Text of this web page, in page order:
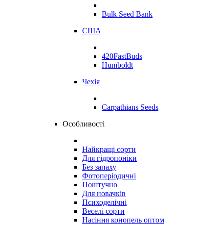
Bulk Seed Bank
США
420FastBuds
Humboldt
Чехія
Carpathians Seeds
Особливості
Найкращі сорти
Для гідропоніки
Без запаху
Фотоперіодичні
Поштучно
Для новачків
Психоделічні
Веселі сорти
Насіння конопель оптом